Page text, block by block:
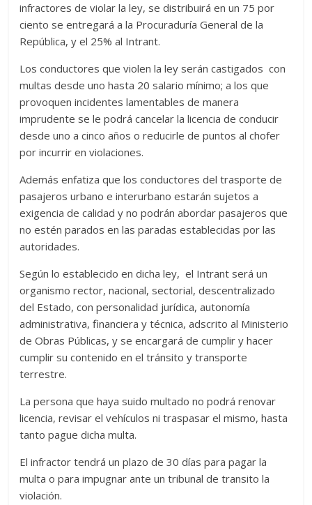
infractores de violar la ley, se distribuirá en un 75 por
ciento se entregará a la Procuraduría General de la
República, y el 25% al Intrant.
Los conductores que violen la ley serán castigados con
multas desde uno hasta 20 salario mínimo; a los que
provoquen incidentes lamentables de manera
imprudente se le podrá cancelar la licencia de conducir
desde uno a cinco años o reducirle de puntos al chofer
por incurrir en violaciones.
Además enfatiza que los conductores del trasporte de
pasajeros urbano e interurbano estarán sujetos a
exigencia de calidad y no podrán abordar pasajeros que
no estén parados en las paradas establecidas por las
autoridades.
Según lo establecido en dicha ley, el Intrant será un
organismo rector, nacional, sectorial, descentralizado
del Estado, con personalidad jurídica, autonomía
administrativa, financiera y técnica, adscrito al Ministerio
de Obras Públicas, y se encargará de cumplir y hacer
cumplir su contenido en el tránsito y transporte
terrestre.
La persona que haya suido multado no podrá renovar
licencia, revisar el vehículos ni traspasar el mismo, hasta
tanto pague dicha multa.
El infractor tendrá un plazo de 30 días para pagar la
multa o para impugnar ante un tribunal de transito la
violación.